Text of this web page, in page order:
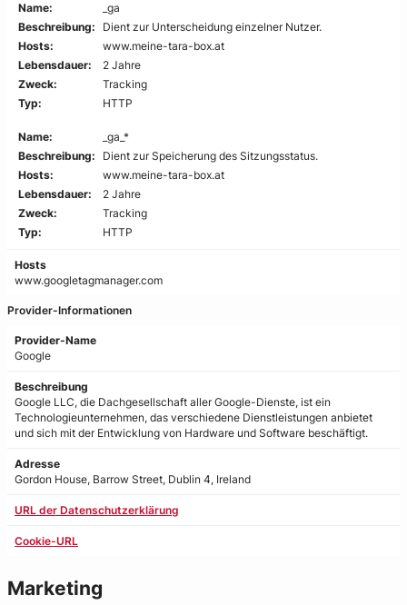
Name:
_ga
Beschreibung:
Dient zur Unterscheidung einzelner Nutzer.
Hosts:
www.meine-tara-box.at
Lebensdauer:
2 Jahre
Zweck:
Tracking
Typ:
HTTP
Name:
_ga_*
Beschreibung:
Dient zur Speicherung des Sitzungsstatus.
Hosts:
www.meine-tara-box.at
Lebensdauer:
2 Jahre
Zweck:
Tracking
Typ:
HTTP
Hosts
www.googletagmanager.com
Provider-Informationen
Provider-Name
Google
Beschreibung
Google LLC, die Dachgesellschaft aller Google-Dienste, ist ein
Technologieunternehmen, das verschiedene Dienstleistungen anbietet
und sich mit der Entwicklung von Hardware und Software beschäftigt.
Adresse
Gordon House, Barrow Street, Dublin 4, Ireland
URL der Datenschutzerklärung
Cookie-URL
Marketing